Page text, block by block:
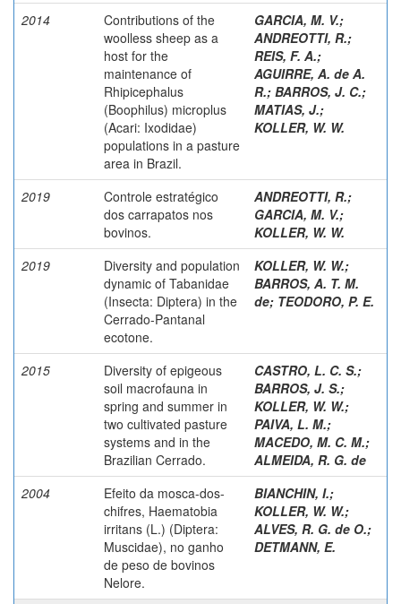
2014
Contributions of the
woolless sheep as a
host for the
maintenance of
Rhipicephalus
(Boophilus) microplus
(Acari: Ixodidae)
populations in a pasture
area in Brazil.
GARCIA, M. V.;
ANDREOTTI, R.;
REIS, F. A.;
AGUIRRE, A. de A.
R.; BARROS, J. C.;
MATIAS, J.;
KOLLER, W. W.
2019
Controle estratégico
dos carrapatos nos
bovinos.
ANDREOTTI, R.;
GARCIA, M. V.;
KOLLER, W. W.
2019
Diversity and population
dynamic of Tabanidae
(Insecta: Diptera) in the
Cerrado-Pantanal
ecotone.
KOLLER, W. W.;
BARROS, A. T. M.
de; TEODORO, P. E.
2015
Diversity of epigeous
soil macrofauna in
spring and summer in
two cultivated pasture
systems and in the
Brazilian Cerrado.
CASTRO, L. C. S.;
BARROS, J. S.;
KOLLER, W. W.;
PAIVA, L. M.;
MACEDO, M. C. M.;
ALMEIDA, R. G. de
2004
Efeito da mosca-dos-
chifres, Haematobia
irritans (L.) (Diptera:
Muscidae), no ganho
de peso de bovinos
Nelore.
BIANCHIN, I.;
KOLLER, W. W.;
ALVES, R. G. de O.;
DETMANN, E.